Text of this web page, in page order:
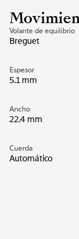
Volante de equilibrio
Breguet
Espesor
5.1 mm
Ancho
22.4 mm
Cuerda
Automático